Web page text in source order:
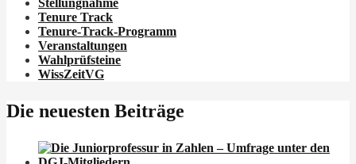
Stellungnahme
Tenure Track
Tenure-Track-Programm
Veranstaltungen
Wahlprüfsteine
WissZeitVG
Die neuesten Beiträge